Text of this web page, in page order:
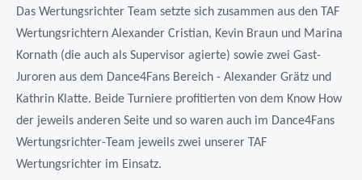
Das Wertungsrichter Team setzte sich zusammen aus den TAF
Wertungsrichtern Alexander Cristian, Kevin Braun und Marina
Kornath (die auch als Supervisor agierte) sowie zwei Gast-
Juroren aus dem Dance4Fans Bereich - Alexander Grätz und
Kathrin Klatte. Beide Turniere profitierten von dem Know How
der jeweils anderen Seite und so waren auch im Dance4Fans
Wertungsrichter-Team jeweils zwei unserer TAF
Wertungsrichter im Einsatz.